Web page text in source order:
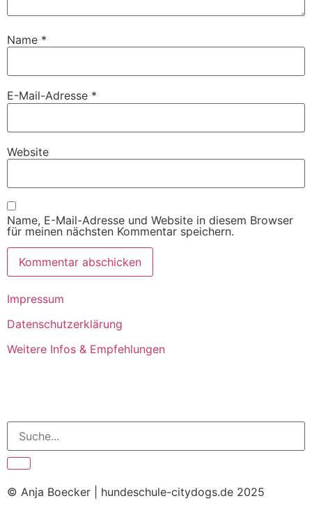
Name *
E-Mail-Adresse *
Website
Name, E-Mail-Adresse und Website in diesem Browser
für meinen nächsten Kommentar speichern.
Impressum
Datenschutzerklärung
Weitere Infos & Empfehlungen
© Anja Boecker | hundeschule-citydogs.de 2025